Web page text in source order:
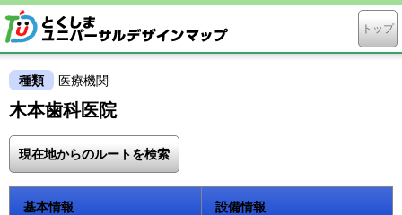
トップ
種類 医療機関
木本歯科医院
現在地からのルートを検索
基本情報 設備情報